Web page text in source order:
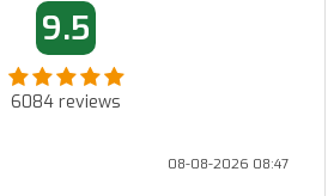
9.5
6084 reviews
08-08-2026 08:47